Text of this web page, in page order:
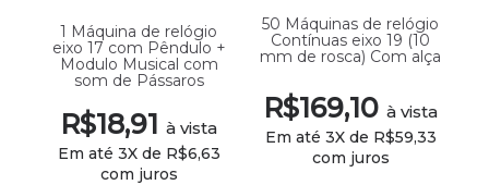
50 Máquinas de relógio
Contínuas eixo 19 (10
mm de rosca) Com alça
R$169,10 à vista
Em até 3X de R$59,33
com juros
1 Máquina de relógio
eixo 17 com Pêndulo +
Modulo Musical com
som de Pássaros
R$18,91 à vista
Em até 3X de R$6,63
com juros